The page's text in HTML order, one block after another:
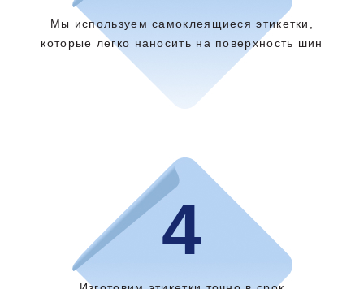
Мы используем самоклеящиеся этикетки,
которые легко наносить на поверхность шин
4